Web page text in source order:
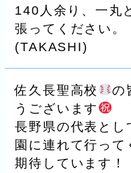
140人余り、一丸
張ってください。
(TAKASHI)
佐久長聖高校
の
うございます
長野県の代表とし
園に連れて行って
期待しています！